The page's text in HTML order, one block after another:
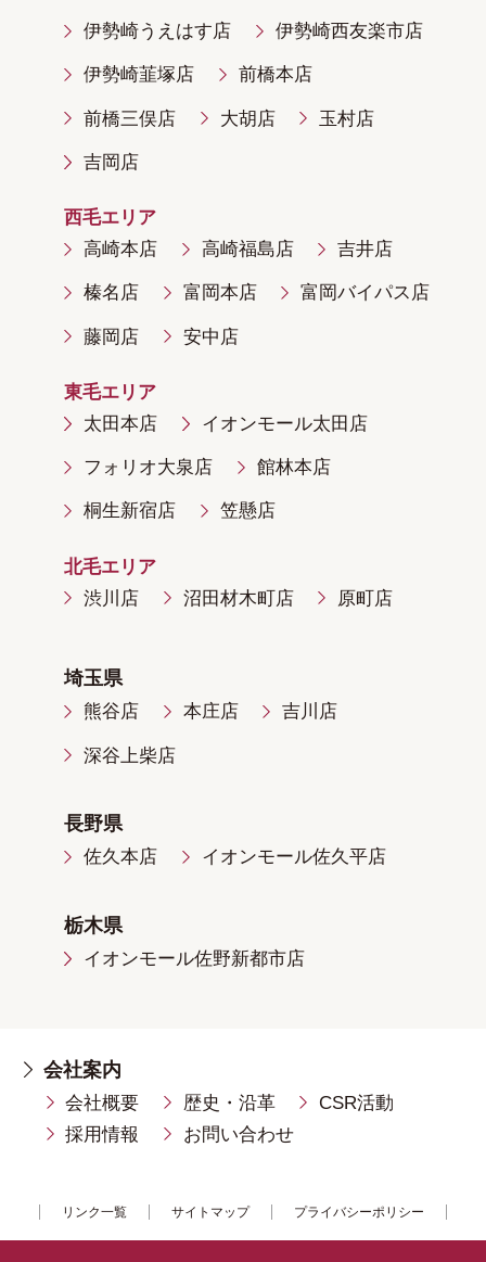
伊勢崎うえはす店 伊勢崎西友楽市店
伊勢崎韮塚店 前橋本店
前橋三俣店 大胡店 玉村店
吉岡店
西毛エリア
高崎本店
高崎福島店 吉井店
榛名店 富岡本店 富岡バイパス店
藤岡店 安中店
東毛エリア
太田本店
イオンモール太田店
フォリオ大泉店 館林本店
桐生新宿店 笠懸店
北毛エリア
渋川店
沼田材木町店 原町店
埼玉県
熊谷店 本庄店 吉川店
深谷上柴店
長野県
佐久本店 イオンモール佐久平店
栃木県
イオンモール佐野新都市店
会社案内
会社概要 歴史・沿革
CSR活動
採用情報
お問い合わせ
リンク一覧 サイトマップ プライバシーポリシー